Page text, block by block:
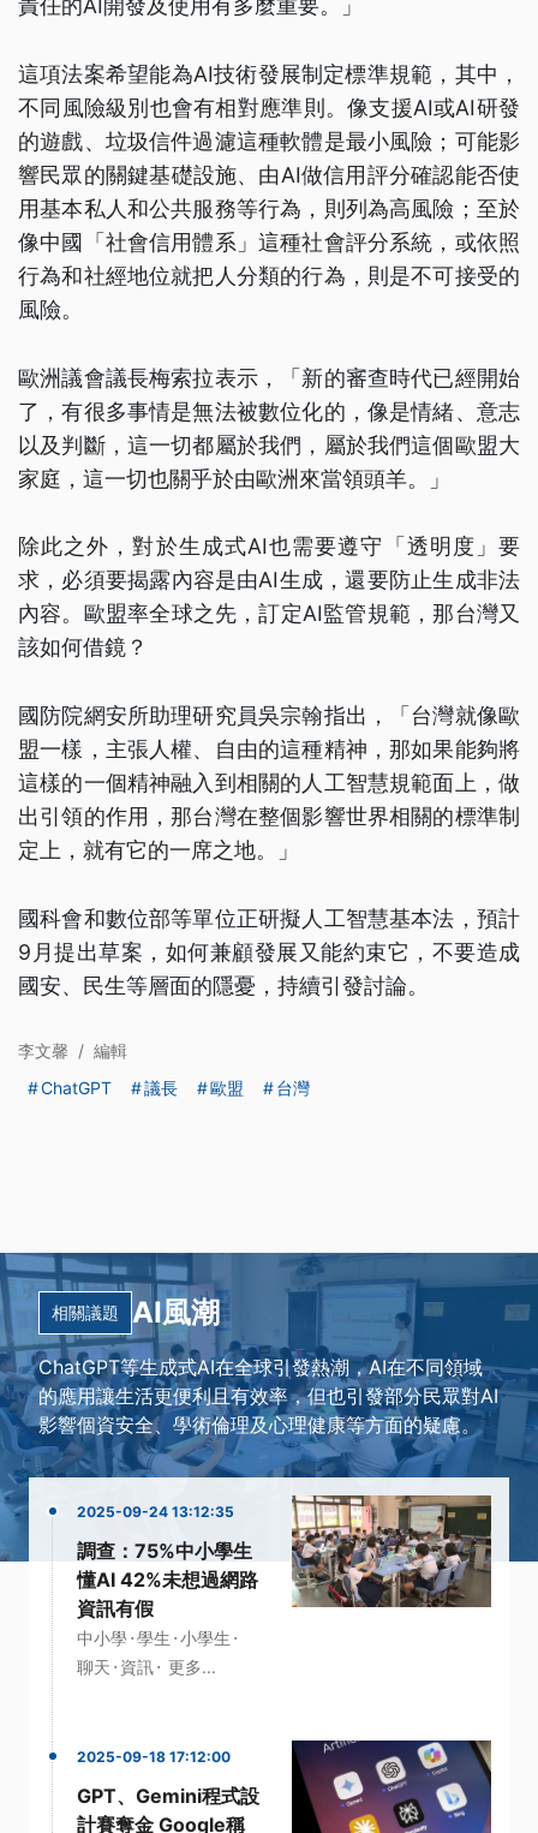
責任的AI開發及使用有多麼重要。」
這項法案希望能為AI技術發展制定標準規範，其中，
不同風險級別也會有相對應準則。像支援AI或AI研發
的遊戲、垃圾信件過濾這種軟體是最小風險；可能影
響民眾的關鍵基礎設施、由AI做信用評分確認能否使
用基本私人和公共服務等行為，則列為高風險；至於
像中國「社會信用體系」這種社會評分系統，或依照
行為和社經地位就把人分類的行為，則是不可接受的
風險。
歐洲議會議長梅索拉表示，「新的審查時代已經開始
了，有很多事情是無法被數位化的，像是情緒、意志
以及判斷，這一切都屬於我們，屬於我們這個歐盟大
家庭，這一切也關乎於由歐洲來當領頭羊。」
除此之外，對於生成式AI也需要遵守「透明度」要
求，必須要揭露內容是由AI生成，還要防止生成非法
內容。歐盟率全球之先，訂定AI監管規範，那台灣又
該如何借鏡？
國防院網安所助理研究員吳宗翰指出，「台灣就像歐
盟一樣，主張人權、自由的這種精神，那如果能夠將
這樣的一個精神融入到相關的人工智慧規範面上，做
出引領的作用，那台灣在整個影響世界相關的標準制
定上，就有它的一席之地。」
國科會和數位部等單位正研擬人工智慧基本法，預計
9月提出草案，如何兼顧發展又能約束它，不要造成
國安、民生等層面的隱憂，持續引發討論。
李文馨 / 編輯
ChatGPT
議長 歐盟 台灣
相關議題 AI風潮
ChatGPT等生成式AI在全球引發熱潮，AI在不同領域
的應用讓生活更便利且有效率，但也引發部分民眾對AI
影響個資安全、學術倫理及心理健康等方面的疑慮。
2025-09-24 13:12:35
調查：75%中小學生
懂AI 42%未想過網路
資訊有假
中小學·學生 ·小學生 ·
聊天 · 資訊· 更多...
2025-09-18 17:12:00
GPT、Gemini程式設
計賽奪金 Google稱